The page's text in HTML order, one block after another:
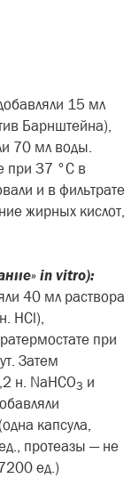
15 мл
Барнштейна),
70 мл воды.
при 37 °C в
и в фильтрате
жирных кислот,
in vitro):
40 мл раствора
HCl),
при
Затем
н. NaHCO3 и
капсула,
протеазы — не
ед.)